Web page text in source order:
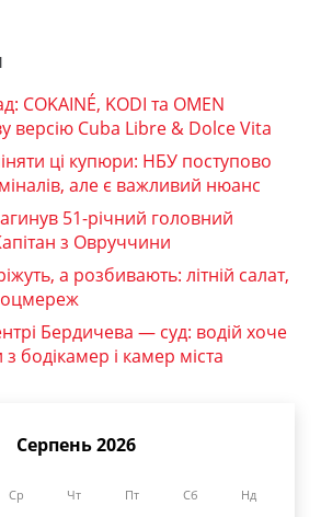
COKAINÉ, KODI та OMEN
версію Cuba Libre & Dolce Vita
ці купюри: НБУ поступово
але є важливий нюанс
51-річний головний
з Овруччини
а розбивають: літній салат,
Бердичева — суд: водій хоче
бодікамер і камер міста
Серпень 2026
Ср Чт Пт Сб Нд